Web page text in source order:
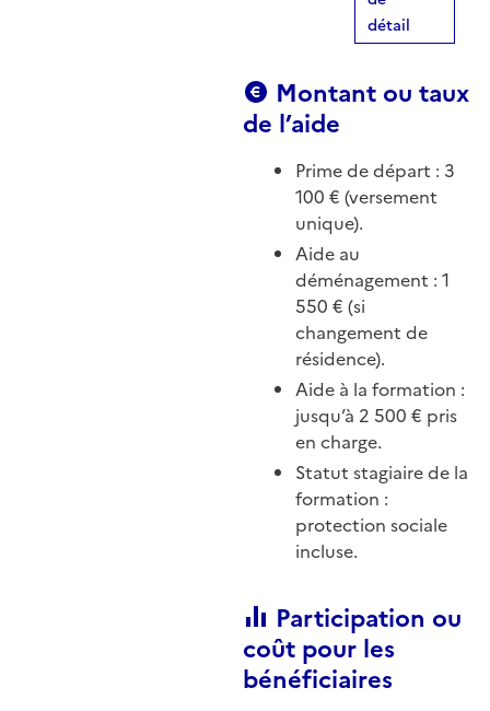
détail
Montant ou taux
de l’aide
Prime de départ : 3
100 € (versement
unique).
Aide au
déménagement : 1
550 € (si
changement de
résidence).
Aide à la formation :
jusqu’à 2 500 € pris
en charge.
Statut stagiaire de la
formation :
protection sociale
incluse.
Participation ou
coût pour les
bénéficiaires